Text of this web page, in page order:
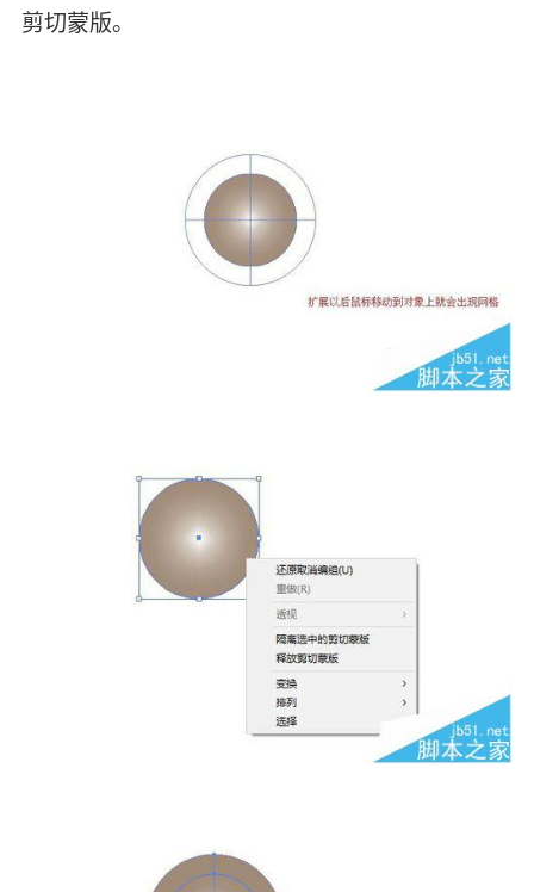
剪切蒙版。